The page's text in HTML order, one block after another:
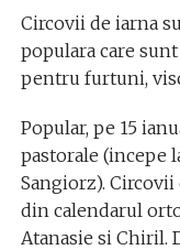
Circovii de iarna
populara care
pentru furtuni,
Popular, pe 15
pastorale (incepe
Sangiorz).
din calendarul
Atanasie si Chiril.